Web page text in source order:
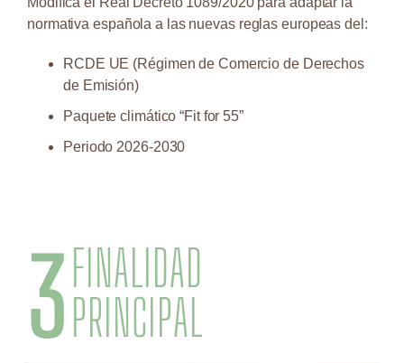
normativa española a las nuevas reglas europeas del:
RCDE UE (Régimen de Comercio de Derechos
de Emisión)
Paquete climático “Fit for 55”
Periodo 2026-2030
3FINALIDAD
PRINCIPAL